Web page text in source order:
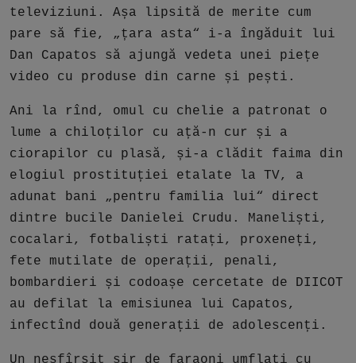
televiziuni. Așa lipsită de merite cum
pare să fie, „țara asta“ i-a îngăduit lui
Dan Capatos să ajungă vedeta unei piețe
video cu produse din carne și pești.
Ani la rînd, omul cu chelie a patronat o
lume a chiloților cu ață-n cur și a
ciorapilor cu plasă, și-a clădit faima din
elogiul prostituției etalate la TV, a
adunat bani „pentru familia lui“ direct
dintre bucile Danielei Crudu. Maneliști,
cocalari, fotbaliști ratați, proxeneți,
fete mutilate de operații, penali,
bombardieri și codoașe cercetate de DIICOT
au defilat la emisiunea lui Capatos,
infectînd două generații de adolescenți.
Un nesfîrșit șir de faraoni umflați cu